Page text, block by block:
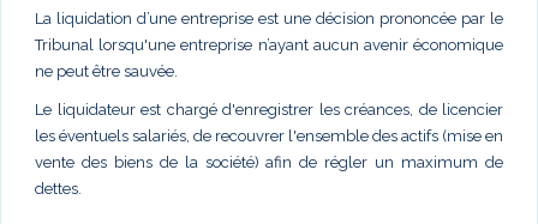
La liquidation d’une entreprise est une décision prononcée par le
Tribunal lorsqu'une entreprise n’ayant aucun avenir économique
ne peut être sauvée.
Le liquidateur est chargé d'enregistrer les créances, de licencier
les éventuels salariés, de recouvrer l'ensemble des actifs (mise en
vente des biens de la société) afin de régler un maximum de
dettes.